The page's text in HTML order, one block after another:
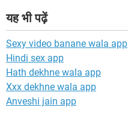
यह भी पढ़ें
Sexy video banane wala app
Hindi sex app
Hath dekhne wala app
Xxx dekhne wala app
Anveshi jain app